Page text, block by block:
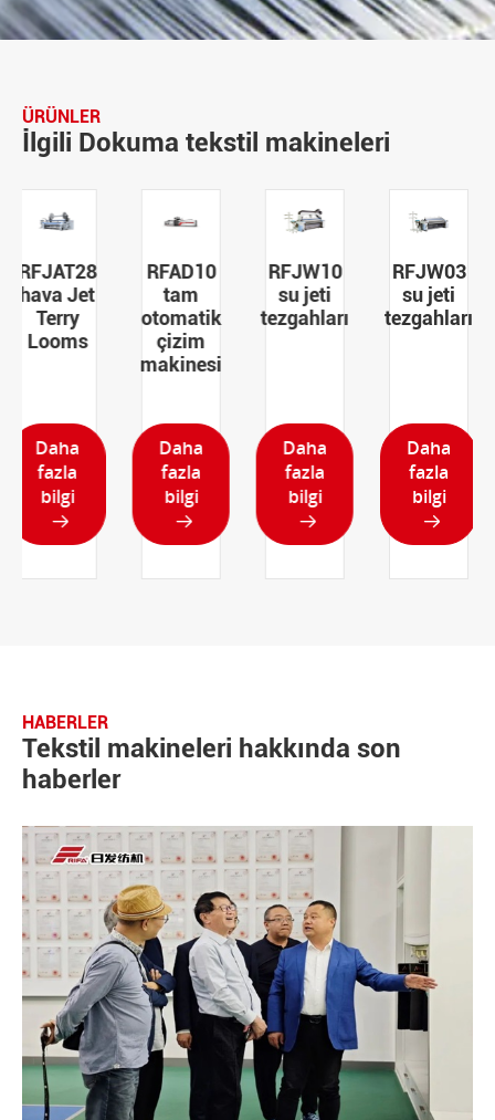
ÜRÜNLER
İlgili Dokuma tekstil makineleri
RFAD10
tam
otomatik
çizim
Daha
fazla
bilgi

RFJW10
su jeti
tezgahları
Daha
fazla
bilgi

RFJW03
su jeti
tezgahları
Daha
fazla
bilgi

RFAD20
tam
otomatik
Daha
fazla
bilgi

HABERLER
Tekstil makineleri hakkında son
haberler